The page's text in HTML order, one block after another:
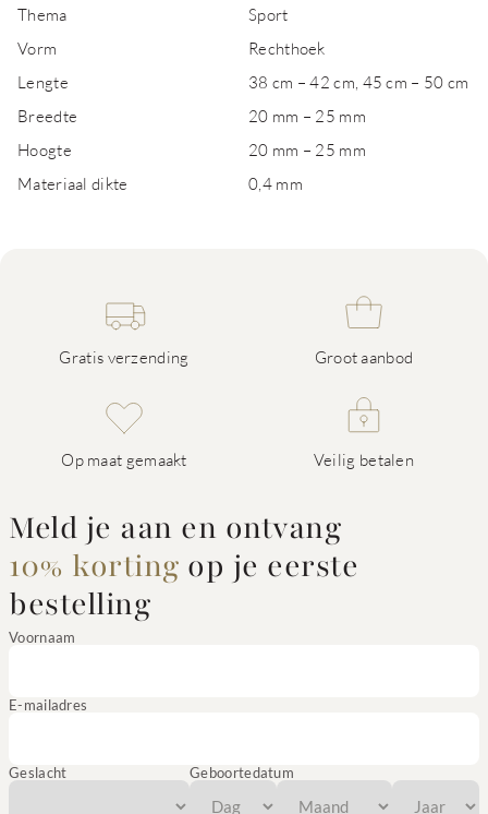
Thema
Sport
Vorm
Rechthoek
Lengte
38 cm – 42 cm, 45 cm – 50 cm
Breedte
20 mm – 25 mm
Hoogte
20 mm – 25 mm
Materiaal dikte
0,4 mm
Gratis verzending Groot aanbod
Op maat gemaakt Veilig betalen
Meld je aan en ontvang
10% korting op je eerste
bestelling
Voornaam
E-mailadres
Geslacht Geboortedatum